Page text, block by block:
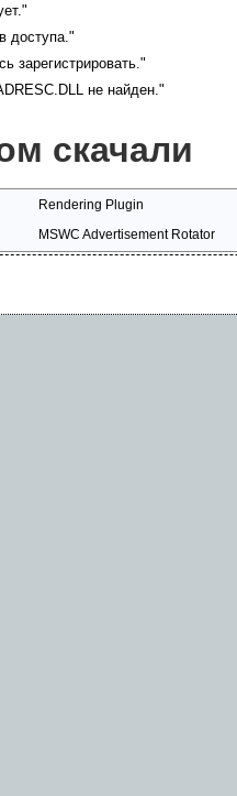
доступа."
зарегистрировать."
не найден."
скачали
Rendering Plugin
MSWC Advertisement Rotator